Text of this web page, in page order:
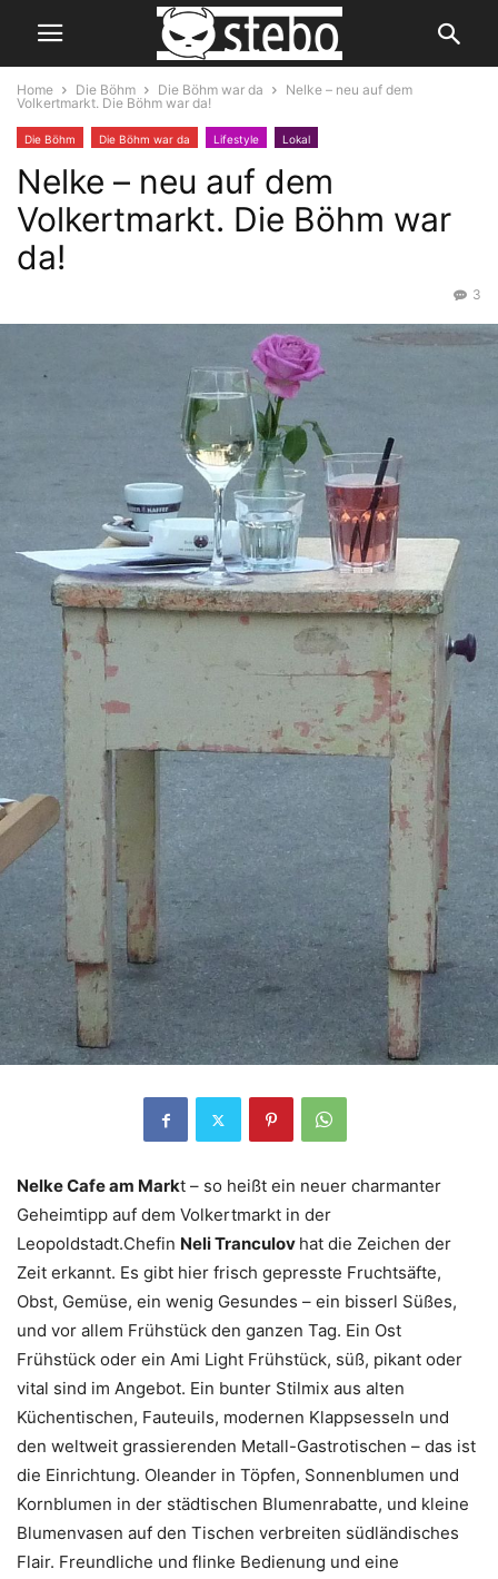
Home Die Böhm Die Böhm war da
Nelke – neu auf dem
Volkertmarkt. Die Böhm war da!
Die Böhm Die Böhm war da Lifestyle Lokal
Nelke – neu auf dem
Volkertmarkt. Die Böhm war
da!
3
Nelke Cafe am Markt – so heißt ein neuer charmanter
Geheimtipp auf dem Volkertmarkt in der
Leopoldstadt.Chefin Neli Tranculov hat die Zeichen der
Zeit erkannt. Es gibt hier frisch gepresste Fruchtsäfte,
Obst, Gemüse, ein wenig Gesundes – ein bisserl Süßes,
und vor allem Frühstück den ganzen Tag. Ein Ost
Frühstück oder ein Ami Light Frühstück, süß, pikant oder
vital sind im Angebot. Ein bunter Stilmix aus alten
Küchentischen, Fauteuils, modernen Klappsesseln und
den weltweit grassierenden Metall-Gastrotischen – das ist
die Einrichtung. Oleander in Töpfen, Sonnenblumen und
Kornblumen in der städtischen Blumenrabatte, und kleine
Blumenvasen auf den Tischen verbreiten südländisches
Flair. Freundliche und flinke Bedienung und eine